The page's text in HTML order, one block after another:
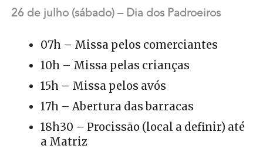
26 de julho (sábado) – Dia dos Padroeiros
07h – Missa pelos comerciantes
10h – Missa pelas crianças
15h – Missa pelos avós
17h – Abertura das barracas
18h30 – Procissão (local a definir) até
a Matriz